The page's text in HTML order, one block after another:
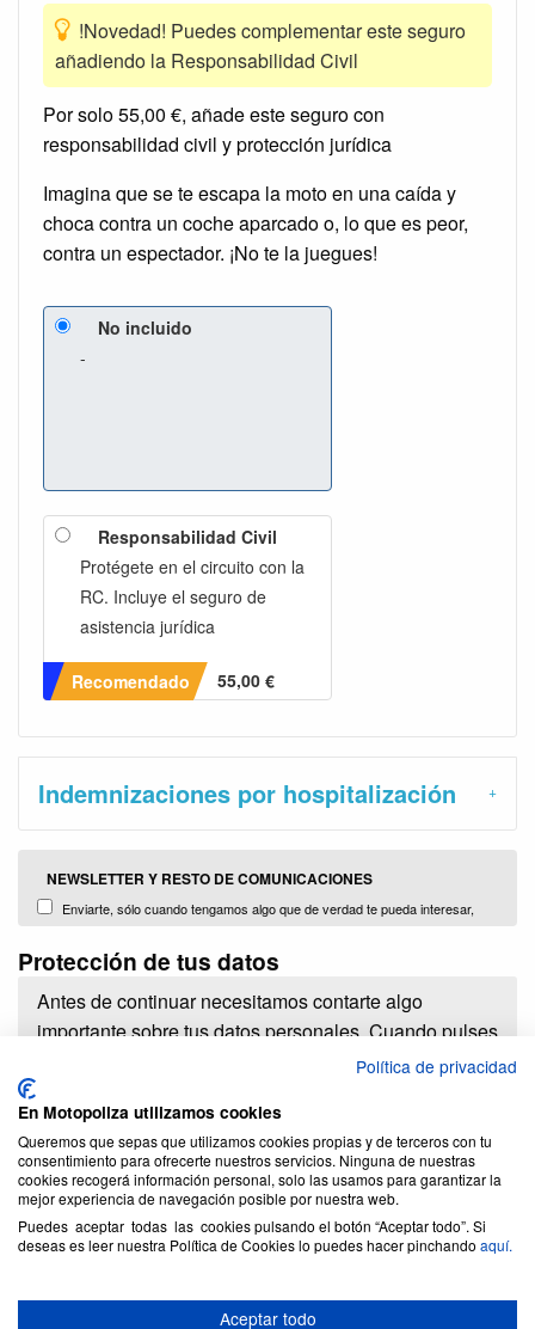
!Novedad! Puedes complementar este seguro
añadiendo la Responsabilidad Civil
Por solo 55,00 €, añade este seguro con
responsabilidad civil y protección jurídica
Imagina que se te escapa la moto en una caída y
choca contra un coche aparcado o, lo que es peor,
contra un espectador. ¡No te la juegues!
No incluido
-
Responsabilidad Civil
Protégete en el circuito con la
RC. Incluye el seguro de
asistencia jurídica
Recomendado 55,00 €
Indemnizaciones por hospitalización
NEWSLETTER Y RESTO DE COMUNICACIONES
Enviarte, sólo cuando tengamos algo que de verdad te pueda interesar,
y servicios o de terceros comercializados y distribuidos por nosotors (Plug
Protección de tus datos
Antes de continuar necesitamos contarte algo
importante sobre tus datos personales. Cuando pulses
el botón de contratar estarás dando a PlugBrokers
personales y lo haremos con la mayor diligencia.
Vamos a tratar tus datos única y exclusivamente para
poder:
Darte de alta como usuario y cliente.
Informarte de los productos que tengas contratados,
Conócenos
Política de privacidad
En Motopoliza utilizamos cookies
Queremos que sepas que utilizamos cookies propias y de terceros con tu
consentimiento para ofrecerte nuestros servicios. Ninguna de nuestras
cookies recogerá información personal, solo las usamos para garantizar la
mejor experiencia de navegación posible por nuestra web.
Puedes aceptar todas las cookies pulsando el botón “Aceptar todo”. Si
deseas es leer nuestra Política de Cookies lo puedes hacer pinchando aquí.
Aceptar todo